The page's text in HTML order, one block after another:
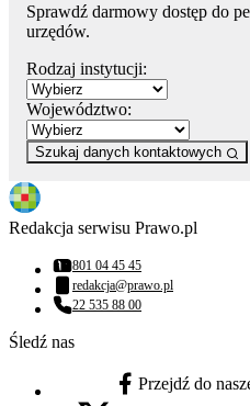
Sprawdź darmowy dostęp do
urzędów.
Rodzaj instytucji:
Województwo:
Szukaj danych kontaktowych
Redakcja serwisu Prawo.pl
Numer telefonu:
801 04 45 45
Adres email:
redakcja@prawo.pl
Numer telefonu:
22 535 88 00
Śledź nas
facebook - otwiera się w
Przejdź do